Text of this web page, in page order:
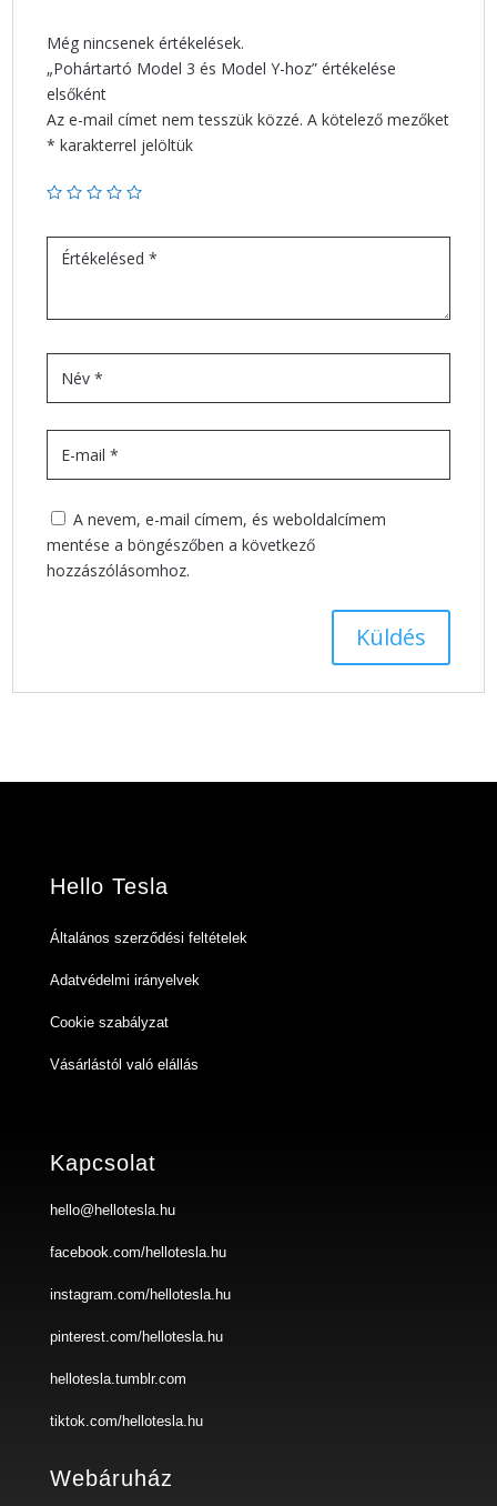
Még nincsenek értékelések.
„Pohártartó Model 3 és Model Y-hoz” értékelése
elsőként
Az e-mail címet nem tesszük közzé. A kötelező mezőket
* karakterrel jelöltük
A nevem, e-mail címem, és weboldalcímem
mentése a böngészőben a következő
hozzászólásomhoz.
Hello Tesla
Általános szerződési feltételek
Adatvédelmi irányelvek
Cookie szabályzat
Vásárlástól való elállás
Kapcsolat
hello@hellotesla.hu
facebook.com/hellotesla.hu
instagram.com/hellotesla.hu
pinterest.com/hellotesla.hu
hellotesla.tumblr.com
tiktok.com/hellotesla.hu
Webáruház